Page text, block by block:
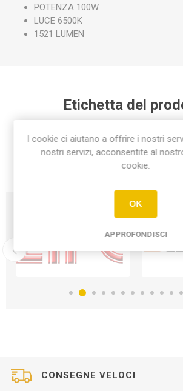
POTENZA 100W
LUCE 6500K
1521 LUMEN
Etichetta del
lampada a goccia e27 14w 1521
CONSEGNE VELOCI
I cookie ci aiutano a offrire i nostri
nostri servizi, acconsentite al
cookie.
OK
APPROFONDISCI